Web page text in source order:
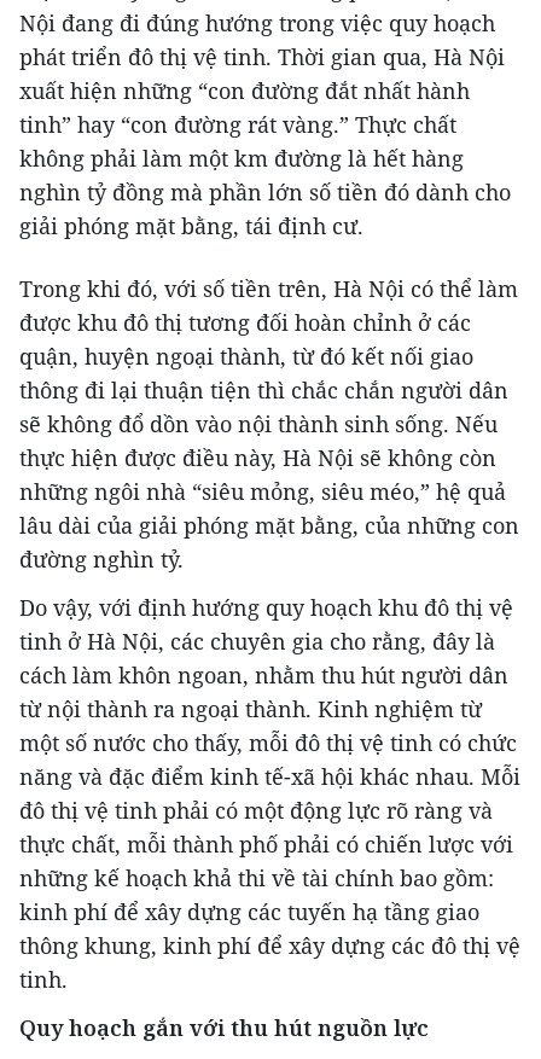
Nội đang đi đúng hướng trong việc quy hoạch
phát triển đô thị vệ tinh. Thời gian qua, Hà Nội
xuất hiện những “con đường đắt nhất hành
tinh” hay “con đường rát vàng.” Thực chất
không phải làm một km đường là hết hàng
nghìn tỷ đồng mà phần lớn số tiền đó dành cho
giải phóng mặt bằng, tái định cư.
Trong khi đó, với số tiền trên, Hà Nội có thể làm
được khu đô thị tương đối hoàn chỉnh ở các
quận, huyện ngoại thành, từ đó kết nối giao
thông đi lại thuận tiện thì chắc chắn người dân
sẽ không đổ dồn vào nội thành sinh sống. Nếu
thực hiện được điều này, Hà Nội sẽ không còn
những ngôi nhà “siêu mỏng, siêu méo,” hệ quả
lâu dài của giải phóng mặt bằng, của những con
đường nghìn tỷ.
Do vậy, với định hướng quy hoạch khu đô thị vệ
tinh ở Hà Nội, các chuyên gia cho rằng, đây là
cách làm khôn ngoan, nhằm thu hút người dân
từ nội thành ra ngoại thành. Kinh nghiệm từ
một số nước cho thấy, mỗi đô thị vệ tinh có chức
năng và đặc điểm kinh tế-xã hội khác nhau. Mỗi
đô thị vệ tinh phải có một động lực rõ ràng và
thực chất, mỗi thành phố phải có chiến lược với
những kế hoạch khả thi về tài chính bao gồm:
kinh phí để xây dựng các tuyến hạ tầng giao
thông khung, kinh phí để xây dựng các đô thị vệ
tinh.
Quy hoạch gắn với thu hút nguồn lực